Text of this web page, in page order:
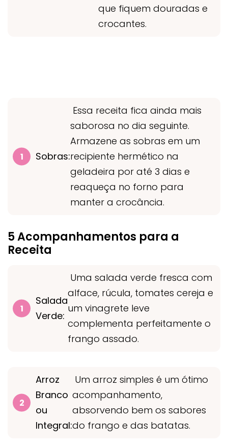
que fiquem douradas e
crocantes.
Sobras:
Essa receita fica ainda mais
saborosa no dia seguinte.
Armazene as sobras em um
recipiente hermético na
geladeira por até 3 dias e
reaqueça no forno para
manter a crocância.
5 Acompanhamentos para a
Receita
Salada
Verde:
Uma salada verde fresca com
alface, rúcula, tomates cereja e
um vinagrete leve
complementa perfeitamente o
frango assado.
Arroz
Branco
ou
Integral:
Um arroz simples é um ótimo
acompanhamento,
absorvendo bem os sabores
do frango e das batatas.